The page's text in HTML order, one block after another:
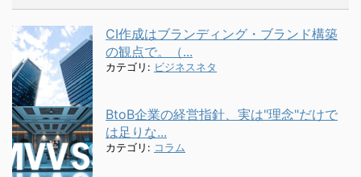
CI作成はブランディング・ブランド構築
の観点で。（...
カテゴリ: ビジネスネタ
BtoB企業の経営指針、実は"理念"だけで
は足りな...
カテゴリ: コラム